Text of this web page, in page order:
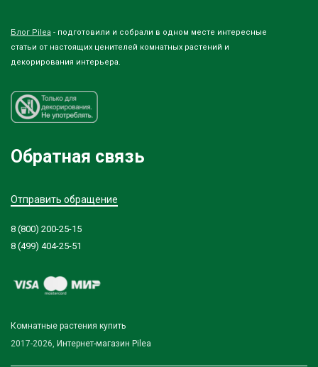
Блог Pilea - подготовили и собрали в одном месте интересные
статьи от настоящих ценителей комнатных растений и
декорирования интерьера.
Обратная связь
Отправить обращение
8 (800) 200-25-15
8 (499) 404-25-51
Комнатные растения купить
2017-2026, Интернет-магазин Pilea